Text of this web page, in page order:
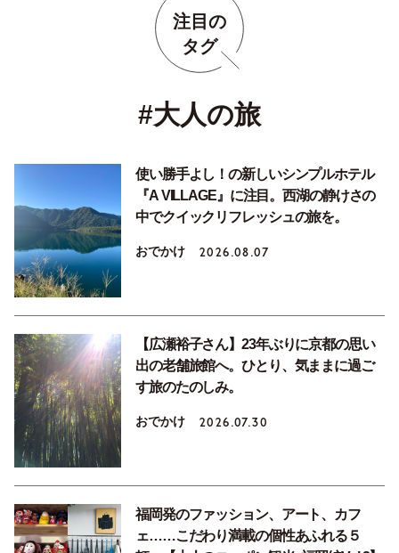
注目の
タグ
#大人の旅
使い勝手よし！の新しいシンプルホテル
『A VILLAGE』に注目。西湖の静けさの
中でクイックリフレッシュの旅を。
おでかけ 2026.08.07
【広瀬裕子さん】23年ぶりに京都の思い
出の老舗旅館へ。ひとり、気ままに過ご
す旅のたのしみ。
おでかけ 2026.07.30
福岡発のファッション、アート、カフ
ェ……こだわり満載の個性あふれる５